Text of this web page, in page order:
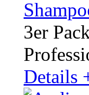
3er
Details